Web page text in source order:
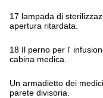
17 lampada di
apertura ritardata.
18 Il perno per l'
cabina medica.
Un armadietto dei
parete divisoria.